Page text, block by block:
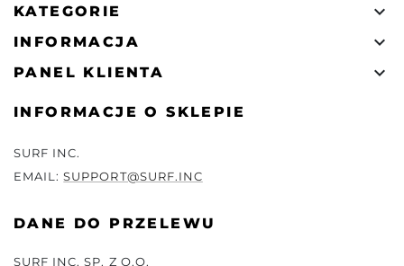
KATEGORIE 
INFORMACJA 
PANEL KLIENTA 
INFORMACJE O SKLEPIE
SURF INC.
EMAIL:SUPPORT@SURF.INC
DANE DO PRZELEWU
SURF INC. SP. Z O.O.